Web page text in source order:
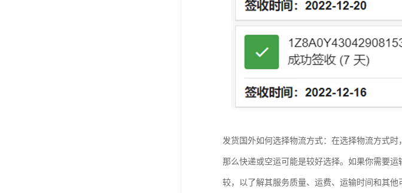
发货国外如何选择物流方式：在选择物流方式
那么快递或空运可能是较好选择。如果你需要
较，以了解其服务质量、运费、运输时间和其